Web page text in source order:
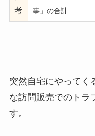
考
事」の合計
突然自宅にやってく
な訪問販売でのトラ
す。